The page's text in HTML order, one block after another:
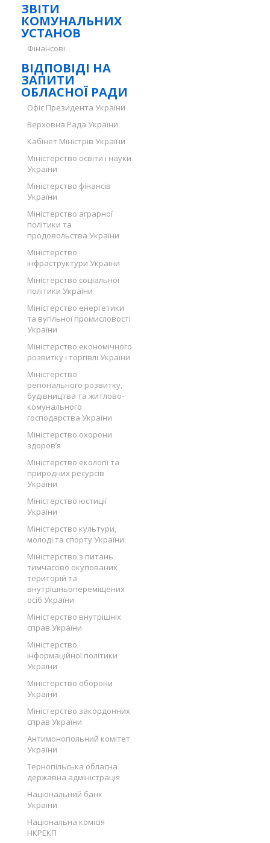
ЗВІТИ
КОМУНАЛЬНИХ
УСТАНОВ
Фінансові
ВІДПОВІДІ НА
ЗАПИТИ
ОБЛАСНОЇ РАДИ
Офіс Президента України
Верховна Рада України:
Кабінет Міністрів України
Міністерство освіти і науки
України
Міністерство фінансів
України
Міністерство аграрної
політики та
продовольства України
Міністерство
інфраструктури України
Міністерство соціальної
політики України
Міністерство енергетики
та вугільної промисловості
України
Міністерство економічного
розвитку і торгівлі України
Міністерство
регіонального розвитку,
будівництва та житлово-
комунального
господарства України
Міністерство охорони
здоров’я
Міністерство екології та
природних ресурсів
України
Міністерство юстиції
України
Міністерство культури,
молоді та спорту України
Міністерство з питань
тимчасово окупованих
територій та
внутрішньопереміщених
осіб України
Міністерство внутрішніх
справ України
Міністерство
інформаційної політики
України
Міністерство оборони
України
Міністерство закордонних
справ України
Антимонопольний комітет
України
Тернопільська обласна
державна адміністрація
Національний банк
України
Національна комісія
НКРЕКП